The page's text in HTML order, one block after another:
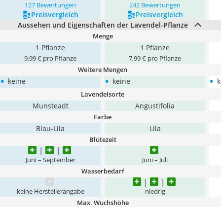
127 Bewertungen 242 Bewertungen
Preis­vergleich
Preis­vergleich
Aussehen und Eigenschaften der Lavendel-Pflanze
Menge
1 Pflanze
9,99 € pro Pflanze
1 Pflanze
7,99 € pro Pflanze
Weitere Mengen
• keine • keine •
Lavendelsorte
Munsteadt Angustifolia
Farbe
Blau-Lila Lila
Blütezeit
Juni – September Juni – Juli
Wasserbedarf
keine Herstellerangabe niedrig
Max. Wuchshöhe